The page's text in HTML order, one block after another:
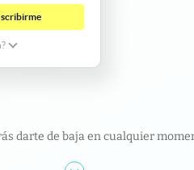
darte de baja en cualquier